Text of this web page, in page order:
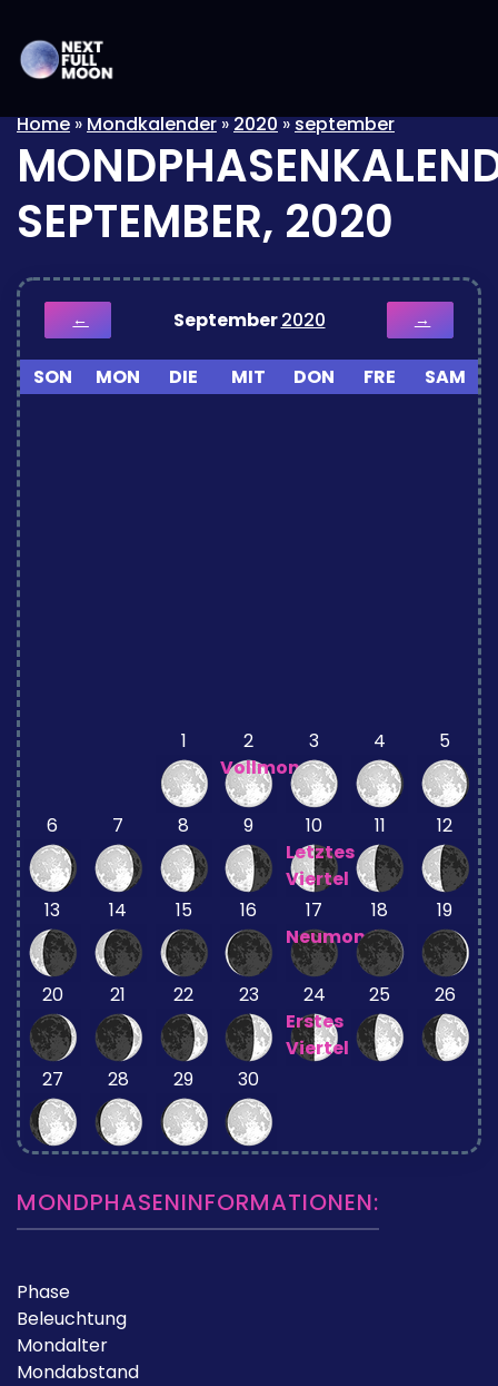
Home»Mondkalender»2020»september
SEPTEMBER, 2020
← September2020 →
SON MON DIE MIT DON FRE SAM
1
2
Vollmond
3 4 5
6 7 8 9
10
Letztes
Viertel
11 12
13 14 15 16
17
Neumond
18 19
20 21 22 23
24
Erstes
Viertel
25 26
27 28 29 30
MONDPHASENINFORMATIONEN:
Phase
Beleuchtung
Mondalter
Mondabstand